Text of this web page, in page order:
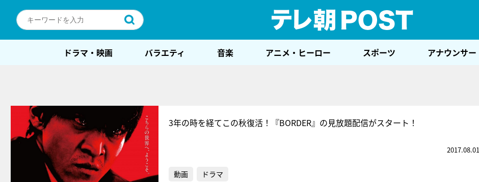
ドラマ・映画 バラエティ 音楽 アニメ・ヒーロー スポーツ アナウンサー
3年の時を経てこの秋復活！『BORDER』の見放題配信がスタート！
2017.08.01
動画 ドラマ